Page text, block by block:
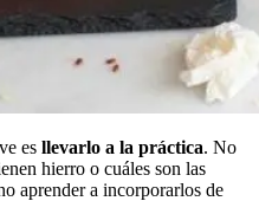
es llevarlo a la práctica. No
hierro o cuáles son las
aprender a incorporarlos de